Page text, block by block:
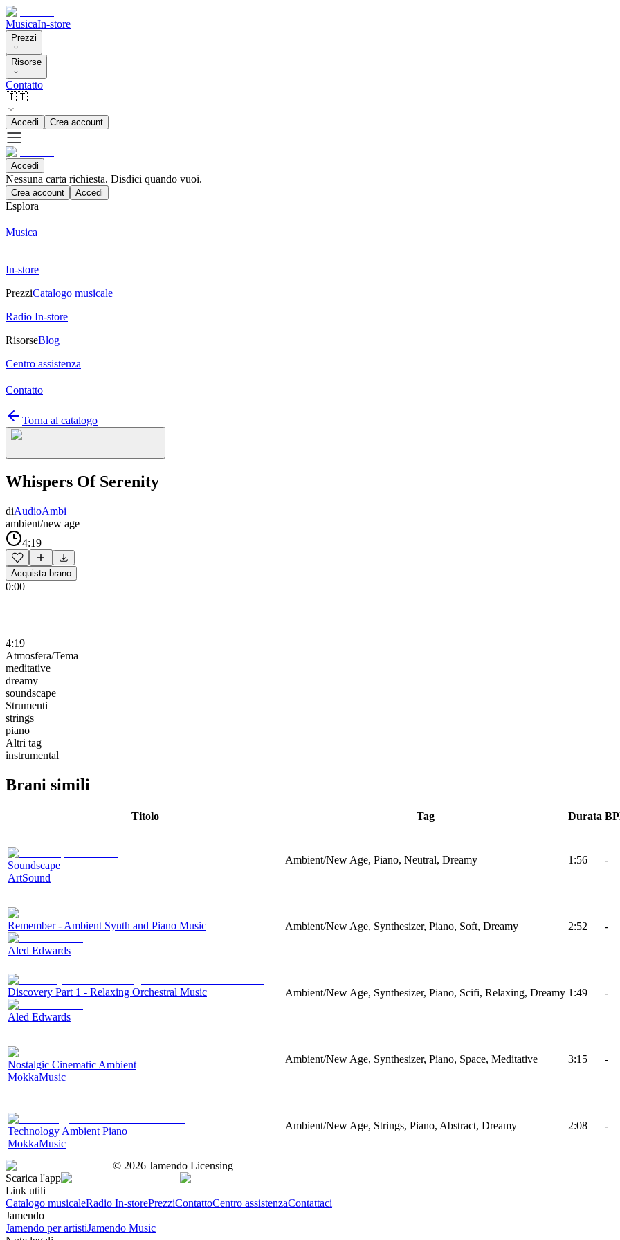
MusicaIn-store
Prezzi
Risorse
Contatto
🇮🇹
Accedi Crea account
Accedi
Nessuna carta richiesta. Disdici quando vuoi.
Crea account Accedi
Esplora
Musica
In-store
PrezziCatalogo musicale
Radio In-store
RisorseBlog
Centro assistenza
Contatto
Torna al catalogo
Whispers Of Serenity
diAudioAmbi
ambient/new age
4:19
Acquista brano
0:00
4:19
Atmosfera/Tema
meditative
dreamy
soundscape
Strumenti
strings
piano
Altri tag
instrumental
Brani simili
Titolo Tag Durata
Soundscape
ArtSound
Ambient/New Age, Piano, Neutral, Dreamy 1:56 -
Remember - Ambient Synth and Piano Music
Aled Edwards
Ambient/New Age, Synthesizer, Piano, Soft, Dreamy 2:52 -
Discovery Part 1 - Relaxing Orchestral Music
Aled Edwards
Ambient/New Age, Synthesizer, Piano, Scifi, Relaxing, Dreamy 1:49 -
Nostalgic Cinematic Ambient
MokkaMusic
Ambient/New Age, Synthesizer, Piano, Space, Meditative 3:15 -
Technology Ambient Piano
MokkaMusic
Ambient/New Age, Strings, Piano, Abstract, Dreamy 2:08 -
© 2026 Jamendo Licensing
Scarica l'app
Link utili
Catalogo musicaleRadio In-storePrezziContattoCentro assistenzaContattaci
Jamendo
Jamendo per artistiJamendo Music